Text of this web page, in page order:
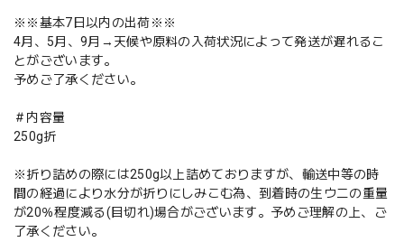
※※基本7日以内の出荷※※
4月、5月、9月→天候や原料の入荷状況によって発送が遅れるこ
とがございます。
予めご了承ください。
＃内容量
250g折
※折り詰めの際には250g以上詰めておりますが、輸送中等の時
間の経過により水分が折りにしみこむ為、到着時の生ウニの重量
が20％程度減る(目切れ)場合がございます。予めご理解の上、ご
了承ください。